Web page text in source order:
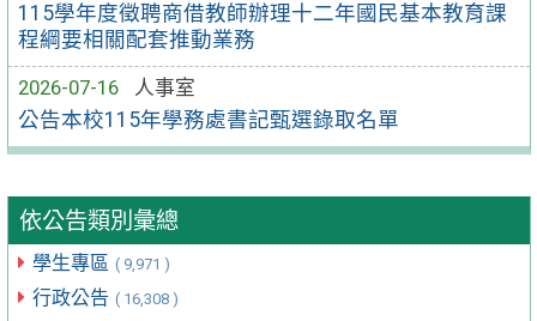
115學年度徵聘商借教師辦理十二年國民基本教育課
程綱要相關配套推動業務
2026-07-16
人事室
公告本校115年學務處書記甄選錄取名單
依公告類別彙總
學生專區 ( 9,971 )
行政公告 ( 16,308 )